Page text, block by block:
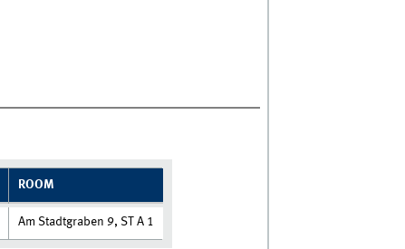
ROOM
Am Stadtgraben 9, ST A 1